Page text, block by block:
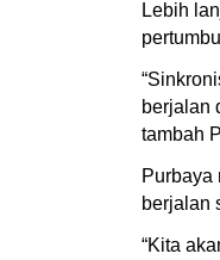
Lebih
berjalan
tambah
Purbaya
berjalan
“Kita